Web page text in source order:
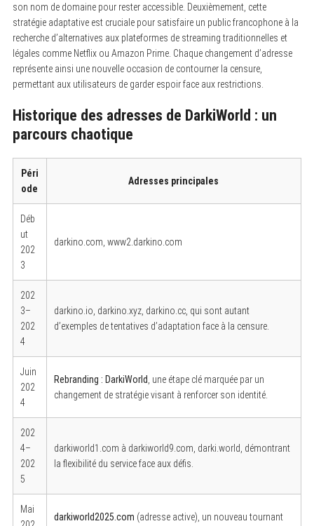
son nom de domaine pour rester accessible. Deuxièmement, cette
stratégie adaptative est cruciale pour satisfaire un public francophone à la
recherche d’alternatives aux plateformes de streaming traditionnelles et
légales comme Netflix ou Amazon Prime. Chaque changement d’adresse
représente ainsi une nouvelle occasion de contourner la censure,
permettant aux utilisateurs de garder espoir face aux restrictions.
Historique des adresses de DarkiWorld : un
parcours chaotique
Péri
ode
Adresses principales
Déb
ut
202
3
darkino.com, www2.darkino.com
202
3–
202
4
darkino.io, darkino.xyz, darkino.cc, qui sont autant
d’exemples de tentatives d’adaptation face à la censure.
Juin
202
4
Rebranding : DarkiWorld , une étape clé marquée par un
changement de stratégie visant à renforcer son identité.
202
4–
202
5
darkiworld1.com à darkiworld9.com, darki.world, démontrant
la flexibilité du service face aux défis.
Mai
darkiworld2025.com (adresse active), un nouveau tournant